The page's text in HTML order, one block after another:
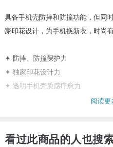
具备手机壳防摔和防撞功能，但同
家印花设计，为手机换新衣，时尚
✦ 防摔、防撞保护力
✦ 独家印花设计力
✦ 透明手机壳质感疗愈力
印花动物园/台湾黑熊与八哥
阅读更
看过此商品的人也搜